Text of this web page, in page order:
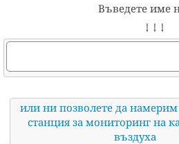
Въведете име
↓ ↓ ↓
или ни позволете да намерим
станция за мониторинг на
въздуха